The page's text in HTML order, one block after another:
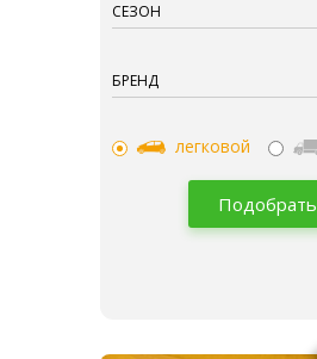
СЕЗОН
БРЕНД
легковой
Подобрать